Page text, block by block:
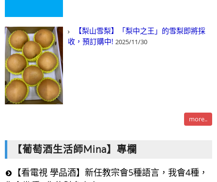
【梨山雪梨】「梨中之王」的雪梨即將採
收，預訂購中! 2025/11/30
more..
【葡萄酒生活師Mina】專欄
【看電視 學品酒】新任教宗會5種語言，我會4種，